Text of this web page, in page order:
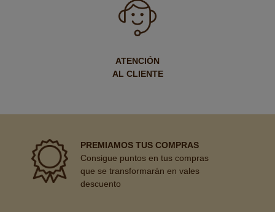
ATENCIÓN
AL CLIENTE
PREMIAMOS TUS COMPRAS
Consigue puntos en tus compras
que se transformarán en vales
descuento